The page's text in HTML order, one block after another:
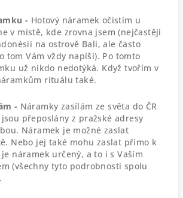
- Hotový náramek očistím u
v místě, kde zrovna jsem (nejčastěji
na ostrově Bali, ale často
tom Vám vždy napíši). Po tomto
už nikdo nedotýká. Když tvořím v
rituálu také.
- Náramky zasílám ze světa do ČR
přeposlány z pražské adresy
Náramek je možné zaslat
Nebo jej také mohu zaslat přímo k
náramek určený, a to i s Vaším
(všechny tyto podrobnosti spolu